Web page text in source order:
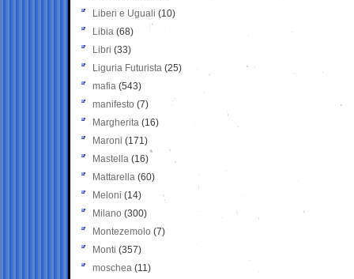
Liberi e Uguali (10)
Libia (68)
Libri (33)
Liguria Futurista (25)
mafia (543)
manifesto (7)
Margherita (16)
Maroni (171)
Mastella (16)
Mattarella (60)
Meloni (14)
Milano (300)
Montezemolo (7)
Monti (357)
moschea (11)